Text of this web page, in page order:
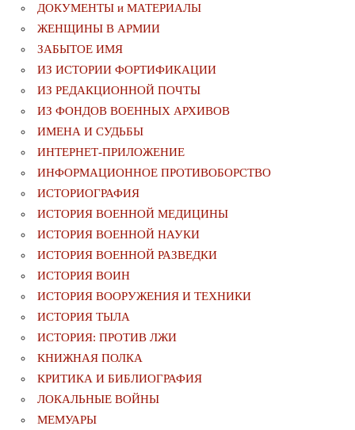
ДОКУМЕНТЫ и МАТЕРИАЛЫ
ЖЕНЩИНЫ В АРМИИ
ЗАБЫТОЕ ИМЯ
ИЗ ИСТОРИИ ФОРТИФИКАЦИИ
ИЗ РЕДАКЦИОННОЙ ПОЧТЫ
ИЗ ФОНДОВ ВОЕННЫХ АРХИВОВ
ИМЕНА И СУДЬБЫ
ИНТЕРНЕТ-ПРИЛОЖЕНИЕ
ИНФОРМАЦИОННОЕ ПРОТИВОБОРСТВО
ИСТОРИОГРАФИЯ
ИСТОРИЯ ВОЕННОЙ МЕДИЦИНЫ
ИСТОРИЯ ВОЕННОЙ НАУКИ
ИСТОРИЯ ВОЕННОЙ РАЗВЕДКИ
ИСТОРИЯ ВОИН
ИСТОРИЯ ВООРУЖЕНИЯ И ТЕХНИКИ
ИСТОРИЯ ТЫЛА
ИСТОРИЯ: ПРОТИВ ЛЖИ
КНИЖНАЯ ПОЛКА
КРИТИКА И БИБЛИОГРАФИЯ
ЛОКАЛЬНЫЕ ВОЙНЫ
МЕМУАРЫ